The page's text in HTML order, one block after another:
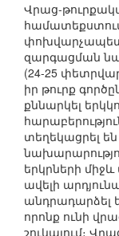
Վրաց-
փոխվարչապետ,
զարգացման
(24-25
իր թուրք
քննարկել
տեղեկացրել
երկրների
ավելի
անդրադարձել
որոնք ունի
շուկայում։